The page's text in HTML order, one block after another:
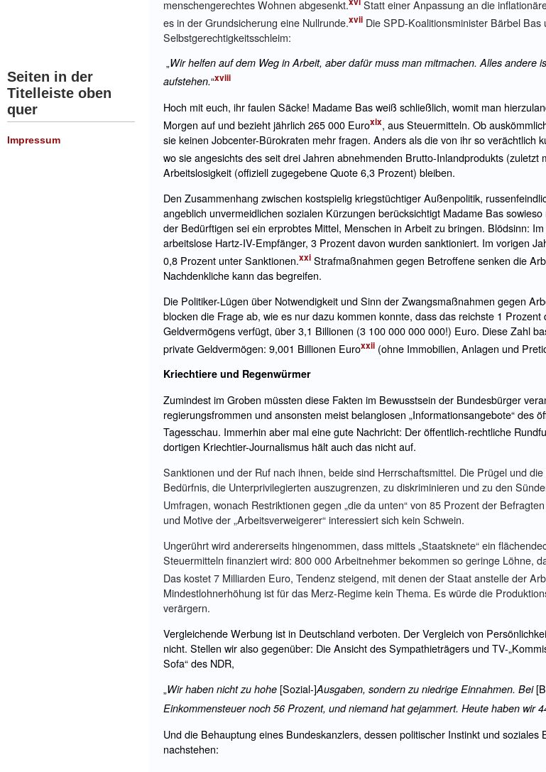
Seiten in der
Titelleiste oben
quer
Impressum
menschengerechtes Wohnen abgesenkt.
Statt einer Anpassung an die
es in der Grundsicherung eine Nullrunde.xvii Die SPD-Koalitionsminister Bärbel
Selbstgerechtigkeitsschleim:
Wir helfen auf dem Weg in Arbeit, aber dafür muss man mitmachen. Alles andere
aufstehen.“xviii
Hoch mit euch, ihr faulen Säcke! Madame Bas weiß schließlich, womit man
Morgen auf und bezieht jährlich 265 000 Euroxix, aus Steuermitteln. Ob
sie keinen Jobcenter-Bürokraten mehr fragen. Anders als die von ihr so verächtlich
wo sie angesichts des seit drei Jahren abnehmenden Brutto-Inlandprodukts (zuletzt
Arbeitslosigkeit (offiziell zugegebene Quote 6,3 Prozent) bleiben.
Den Zusammenhang zwischen kostspielig kriegstüchtiger Außenpolitik,
angeblich unvermeidlichen sozialen Kürzungen berücksichtigt Madame Bas
der Bedürftigen sei ein erprobtes Mittel, Menschen in Arbeit zu bringen. Blödsinn:
arbeitslose Hartz-IV-Empfänger, 3 Prozent davon wurden sanktioniert. Im vorigen
0,8 Prozent unter Sanktionen.xxi Strafmaßnahmen gegen Betroffene senken die
Nachdenkliche kann das begreifen.
Die Politiker-Lügen über Notwendigkeit und Sinn der Zwangsmaßnahmen gegen
blocken die Frage ab, wie es nur dazu kommen konnte, dass das reichste 1
Geldvermögens verfügt, über 3,1 Billionen (3 100 000 000 000!) Euro. Diese Zahl
private Geldvermögen: 9,001 Billionen Euroxxii (ohne Immobilien, Anlagen und
Kriechtiere und Regenwürmer
Zumindest im Groben müssten diese Fakten im Bewusstsein der Bundesbürger
regierungsfrommen und ansonsten meist belanglosen „Informationsangebote“ des
Tagesschau. Immerhin aber mal eine gute Nachricht: Der öffentlich-rechtliche
dortigen Kriechtier-Journalismus hält auch das nicht auf.
Sanktionen und der Ruf nach ihnen, beide sind Herrschaftsmittel. Die Prügel und
Bedürfnis, die Unterprivilegierten auszugrenzen, zu diskriminieren und zu den
Umfragen, wonach Restriktionen gegen „die da unten“ von 85 Prozent der
und Motive der „Arbeitsverweigerer“ interessiert sich kein Schwein.
Ungerührt wird andererseits hingenommen, dass mittels „Staatsknete“ ein
Steuermitteln finanziert wird: 800 000 Arbeitnehmer bekommen so geringe Löhne,
Das kostet 7 Milliarden Euro, Tendenz steigend, mit denen der Staat anstelle der
Mindestlohnerhöhung ist für das Merz-Regime kein Thema. Es würde die
verärgern.
Vergleichende Werbung ist in Deutschland verboten. Der Vergleich von
nicht. Stellen wir also gegenüber: Die Ansicht des Sympathieträgers und TV-
Sofa“ des NDR,
Wir haben nicht zu hohe [Sozial-]Ausgaben, sondern zu niedrige Einnahmen. Bei
Einkommensteuer noch 56 Prozent, und niemand hat gejammert. Heute haben wir
Und die Behauptung eines Bundeskanzlers, dessen politischer Instinkt und
nachstehen: